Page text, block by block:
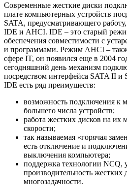
Современные жесткие диски
плате компьютерных устройств
SATA, предусматривающего
IDE и AHCI. IDE – это старый
обеспечения совместимости с
и программами. Режим AHCI –
сфере IT, он появился еще в 2004
сегодняшний день механизм
посредством интерфейса SATA II
IDE есть ряд преимуществ:
возможность подключения к
большего числа устройств;
работа жестких дисков на их
скорости;
так называемая «горячая
есть отключение и
выключения компьютера;
поддержка технологии
производительность жестких
многозадачности.